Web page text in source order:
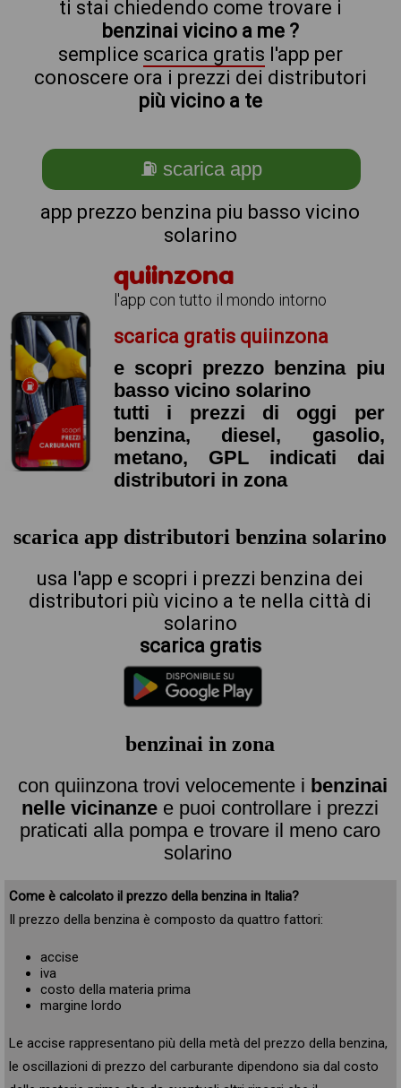
ti stai chiedendo come trovare i
benzinai vicino a me ?
semplice scarica gratis l'app per
conoscere ora i prezzi dei distributori
più vicino a te
⛽ scarica app
app prezzo benzina piu basso vicino
solarino
quiinzona
l'app con tutto il mondo intorno
scarica gratis quiinzona
e scopri prezzo benzina piu
basso vicino solarino
tutti i prezzi di oggi per
benzina, diesel, gasolio,
metano, GPL indicati dai
distributori in zona
scarica app distributori benzina solarino
usa l'app e scopri i prezzi benzina dei
distributori più vicino a te nella città di
solarino
scarica gratis
benzinai in zona
con quiinzona trovi velocemente i benzinai
nelle vicinanze e puoi controllare i prezzi
praticati alla pompa e trovare il meno caro
solarino
Come è calcolato il prezzo della benzina in Italia?
Il prezzo della benzina è composto da quattro fattori:
accise
iva
costo della materia prima
margine lordo
Le accise rappresentano più della metà del prezzo della benzina,
le oscillazioni di prezzo del carburante dipendono sia dal costo